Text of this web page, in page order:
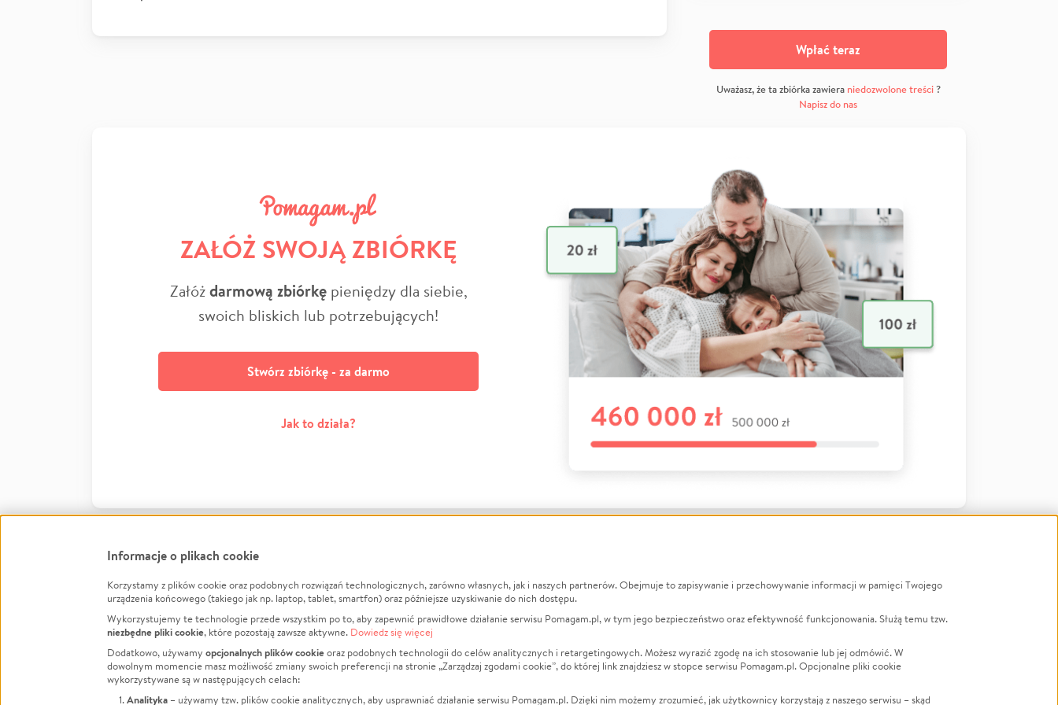
Wpłać teraz
Uważasz, że ta zbiórka zawiera niedozwolone treści?
Napisz do nas
ZAŁÓŻ SWOJĄ ZBIÓRKĘ
Załóżdarmową zbiórkępieniędzy dla siebie,
swoich bliskich lub potrzebujących!
Stwórz zbiórkę - za darmo
Jak to działa?
FacebookTwitter Instagram
LinkedInTikTok Youtube
Informacje
Jak to działa?
Regulamin
Polityka Prywatności
O nas
Opinie
Raporty
Za darmo
Zbieraj na
Leczenie
Zwierzęta
Pożar
LGBTQ+
Powódź
Wichura
Informacje o plikach cookie
Korzystamy z plików cookie oraz podobnych rozwiązań technologicznych, zarówno własnych, jak i naszych partnerów. Obejmuje to zapisywanie i przechowywanie informacji w pamięci Twojego
urządzenia końcowego (takiego jak np. laptop, tablet, smartfon) oraz późniejsze uzyskiwanie do nich dostępu.
Wykorzystujemy te technologie przede wszystkim po to, aby zapewnić prawidłowe działanie serwisu Pomagam.pl, w tym jego bezpieczeństwo oraz efektywność funkcjonowania. Służą temu tzw.
niezbędne pliki cookie, które pozostają zawsze aktywne. Dowiedz się więcej
Dodatkowo, używamy opcjonalnych plików cookieoraz podobnych technologii do celów analitycznych i retargetingowych. Możesz wyrazić zgodę na ich stosowanie lub jej odmówić. W
dowolnym momencie masz możliwość zmiany swoich preferencji na stronie „Zarządzaj zgodami cookie”, do której link znajdziesz w stopce serwisu Pomagam.pl. Opcjonalne pliki cookie
wykorzystywane są w następujących celach:
Analityka – używamy tzw. plików cookie analitycznych, aby usprawniać działanie serwisu Pomagam.pl. Dzięki nim możemy zrozumieć, jak użytkownicy korzystają z naszego serwisu – skąd